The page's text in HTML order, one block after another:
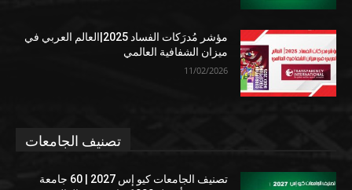
مؤشر مُدرَكات الفساد 2025|العالم العربي في
ميزان الشفافية العالمي
11/02/2026
تصنيف الجامعات
تصنيف الجامعات كيو إس 2027 | 60 جامعة